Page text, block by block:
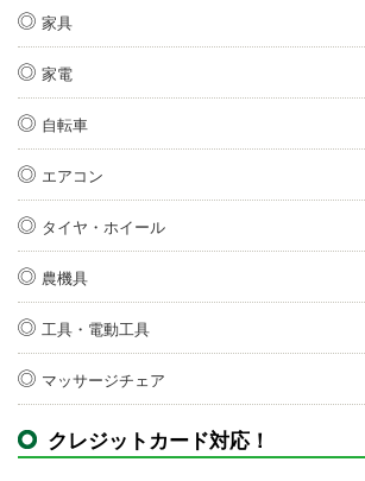
家具
家電
自転車
エアコン
タイヤ・ホイール
農機具
工具・電動工具
マッサージチェア
クレジットカード対応！